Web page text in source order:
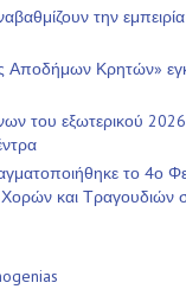
την
Κρητών»
του εξωτερικού
το 4ο
και Τραγουδιών